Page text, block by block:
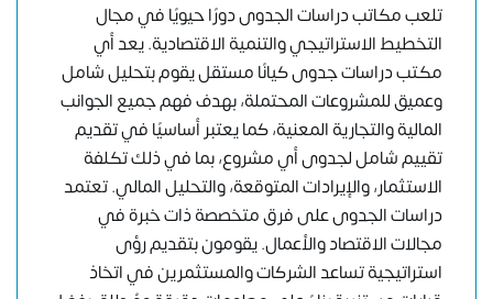
تلعب مكاتب دراسات الجدوى دورًا حيويًا في مجال
التخطيط الاستراتيجي والتنمية الاقتصادية. يعد أي
مكتب دراسات جدوى كيانًا مستقل يقوم بتحليل شامل
وعميق للمشروعات المحتملة، بهدف فهم جميع الجوانب
المالية والتجارية المعنية، كما يعتبر أساسيًا في تقديم
تقييم شامل لجدوى أي مشروع، بما في ذلك تكلفة
الاستثمار، والإيرادات المتوقعة، والتحليل المالي. تعتمد
دراسات الجدوى على فرق متخصصة ذات خبرة في
مجالات الاقتصاد والأعمال. يقومون بتقديم رؤى
استراتيجية تساعد الشركات والمستثمرين في اتخاذ